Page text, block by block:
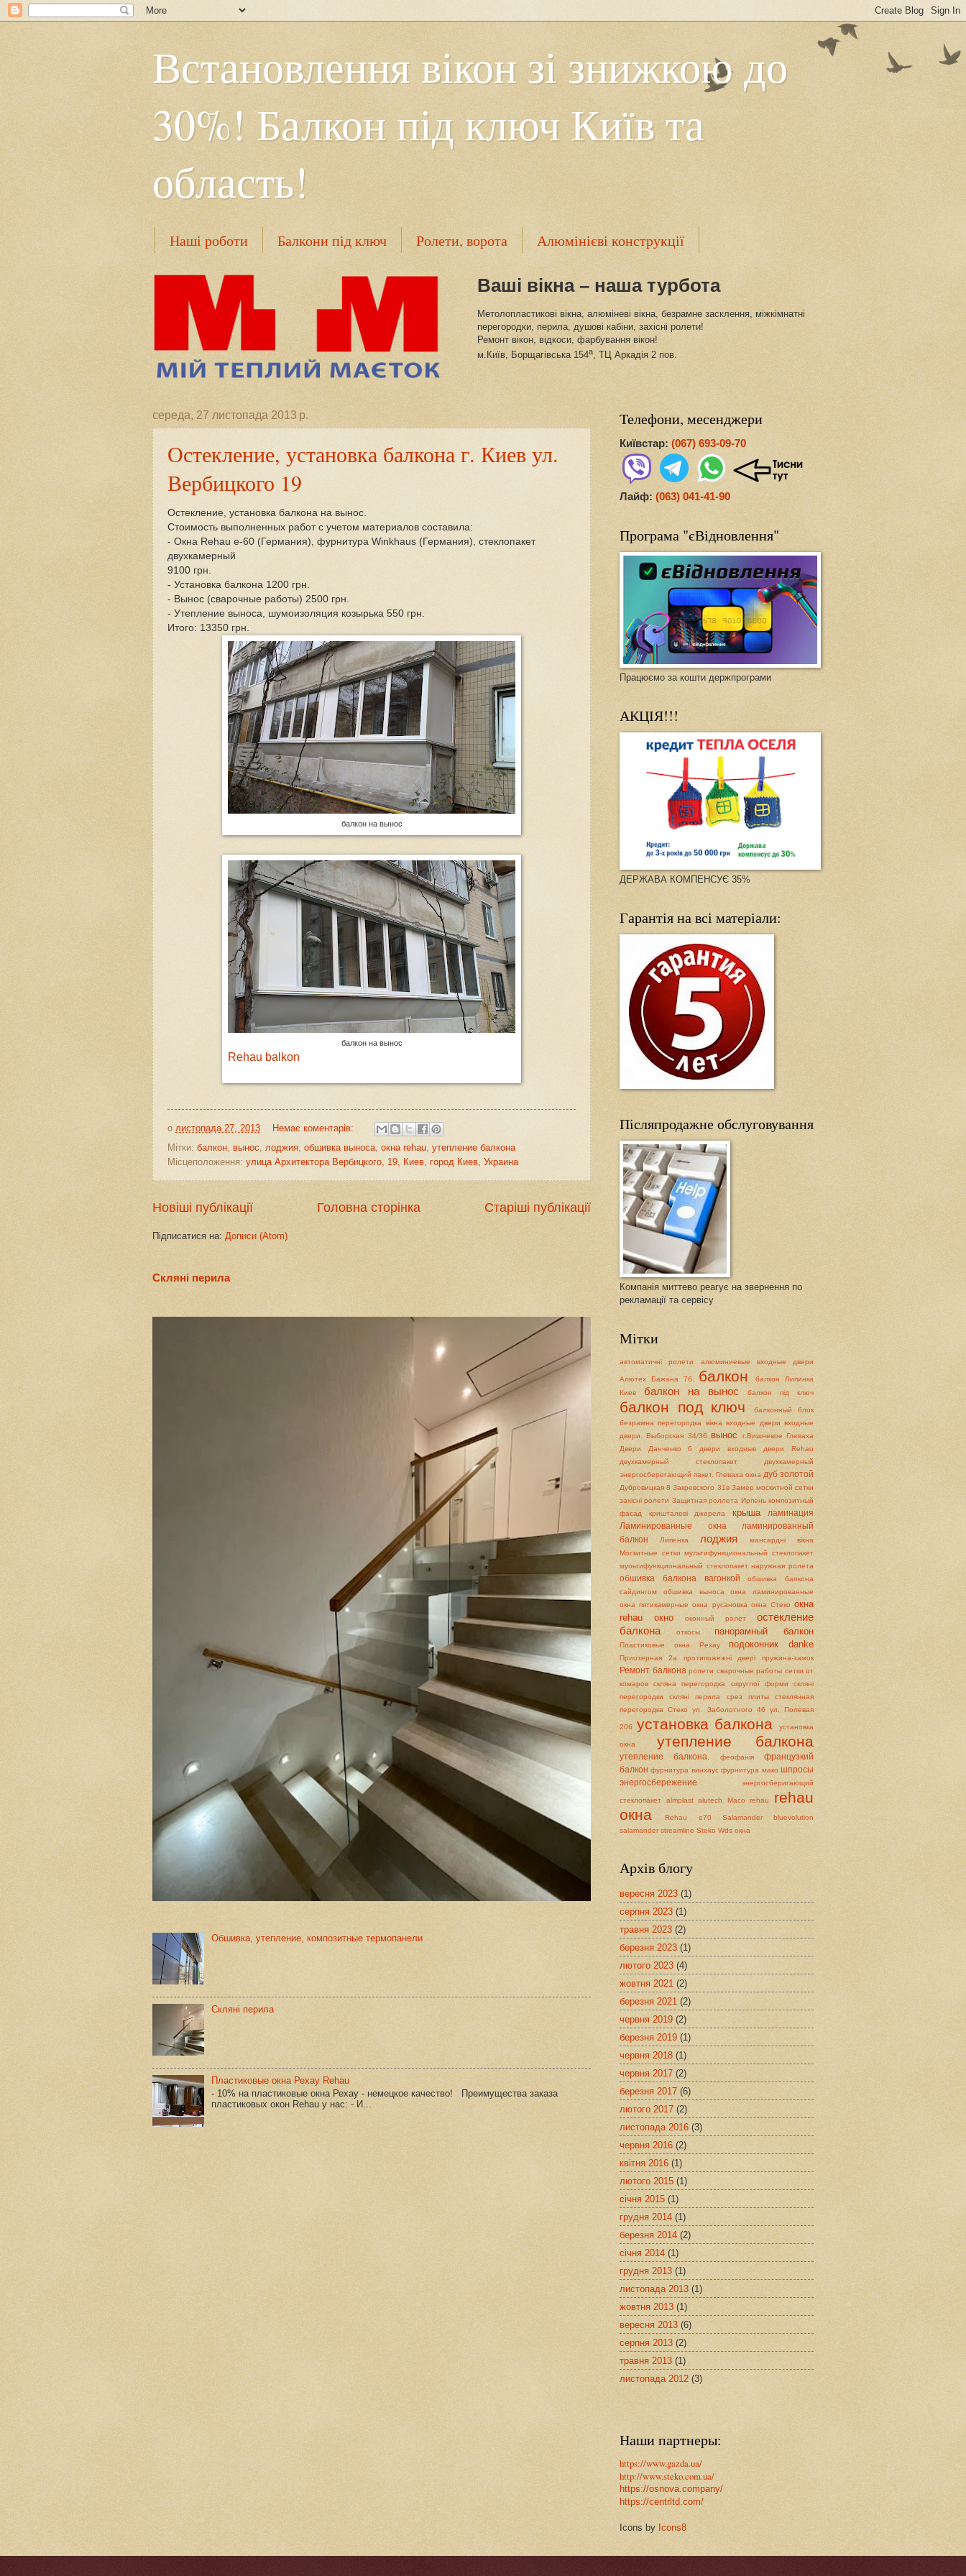
Встановлення вікон зі знижкою до
30%! Балкон під ключ Київ та
область!
Наші роботи Балкони під ключ Ролети, ворота
Алюмінієві конструкції
Ваші вікна – наша турбота
Метолопластикові вікна, алюміневі вікна, безрамне засклення, міжкімнатні
перегородки, перила, душові кабіни, захісні ролети!
Ремонт вікон, відкоси, фарбування вікон!
м.Київ, Борщагівська 154а, ТЦ Аркадія 2 пов.
середа, 27 листопада 2013 р.
Остекление, установка балкона г. Киев ул.
Вербицкого 19
Остекление, установка балкона на вынос.
Стоимость выполненных работ с учетом материалов составила:
- Окна Rehau e-60 (Германия), фурнитура Winkhaus (Германия), стеклопакет
двухкамерный
9100 грн.
- Установка балкона 1200 грн.
- Вынос (сварочные работы) 2500 грн.
- Утепление выноса, шумоизоляция козырька 550 грн.
Итого: 13350 грн.
балкон на вынос
балкон на вынос
Rehau balkon
о листопада 27, 2013
Немає коментарів:
Мітки: балкон вынос лоджия обшивка выноса окна rehau утепление балкона
Місцеположення: улица Архитектора Вербицкого, 19, Киев, город Киев, Украина
Новіші публікації Старіші публікації
Головна сторінка
Підписатися на: Дописи (Atom)
Скляні перила
Обшивка, утепление, композитные термопанели
Скляні перила
Пластиковые окна Рехау Rehau
- 10% на пластиковые окна Рехау - немецкое качество! Преимущества заказа
пластиковых окон Rehau у нас: - И...
Телефони, месенджери
Київстар: (067) 693-09-70
Лайф: (063) 041-41-90
Програма "єВідновлення"
Працюємо за кошти держпрограми
АКЦІЯ!!!
ДЕРЖАВА КОМПЕНСУЄ 35%
Гарантія на всі матеріали:
Післяпродажне обслуговування
Компанія миттево реагує на звернення по
рекламації та сервісу
Мітки
автоматичні ролети алюминиевые входные двери
Алютех Бажана 7б. балкон
балкон Липинка
Киев
балкон на вынос балкон під ключ
балкон под ключ
балконный блок
безрамна перегородка
вікна входные двери входные
двери.
Выборская 34/36 вынос г.Вишневое Глеваха
Двери
Данченко 6 двери входные
двери Rehau
двухкамерный стеклопакет
двухкамерный
энергосберегающий пакет. Глеваха окна дуб золотой
Дубровицкая 8 Закревского 31в Замер москитной сетки
захісні ролети Защитная роллета Ирпень композитный
фасад
кришталеві джерела крыша
ламинация
Ламинированные окна
ламинированный
балкон
Липенка лоджия
мансардні вікна
Москитные сетки мультифункциональный стеклопакет
муоьтифункциональный стеклопакет наружная ролета
обшивка балкона вагонкой
обшивка балкона
сайдингом
обшивка выноса
окна ламинированные
окна пятикамерные окна русановка окна Стеко окна
rehau
окно оконный ролет
остекление
балкона
откосы панорамный балкон
Пластиковые окна Рехау подоконник danke
Приозерная 2а протипожежні двері пружина-замок
Ремонт балкона ролети сварочные работы сетки от
комаров
скляна перегородка округлої форми
скляні
перегородки
скляні перила срез плиты
стеклянная
перегородка
Стеко ул. Заболотного 46 ул. Полевая
20б установка балкона установка
окна утепление балкона
утепление балкона. феофанія
французкий
балкон фурнитура винхаус фурнитура мако шпросы
энергосбережение
энергосберигающий
стеклопакет almplast alutech Maco rehau
rehau
окна
Rehau e70
Salamander bluevolution
salamander streamline Steko Wds окна
Архів блогу
вересня 2023 (1)
серпня 2023 (1)
травня 2023 (2)
березня 2023 (1)
лютого 2023 (4)
жовтня 2021 (2)
березня 2021 (2)
червня 2019 (2)
березня 2019 (1)
червня 2018 (1)
червня 2017 (2)
березня 2017 (6)
лютого 2017 (2)
листопада 2016 (3)
червня 2016 (2)
квітня 2016 (1)
лютого 2015 (1)
січня 2015 (1)
грудня 2014 (1)
березня 2014 (2)
січня 2014 (1)
грудня 2013 (1)
листопада 2013 (1)
жовтня 2013 (1)
вересня 2013 (6)
серпня 2013 (2)
травня 2013 (1)
листопада 2012 (3)
Наши партнеры:
https://www.gazda.ua/
http://www.steko.com.ua/
https://osnova.company/
https://centrltd.com/
Icons by Icons8